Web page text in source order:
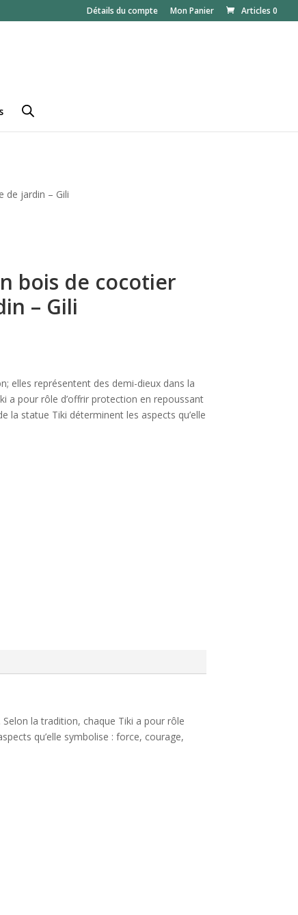
Détails du compte Mon Panier Articles 0
de jardin – Gili
bois de cocotier
– Gili
elles représentent des demi-dieux dans la
a pour rôle d’offrir protection en repoussant
la statue Tiki déterminent les aspects qu’elle
la tradition, chaque Tiki a pour rôle
qu’elle symbolise : force, courage,